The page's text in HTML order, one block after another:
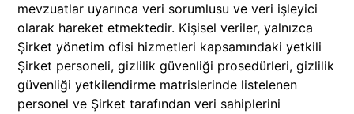
mevzuatlar uyarınca veri sorumlusu ve veri işleyici
olarak hareket etmektedir. Kişisel veriler, yalnızca
Şirket yönetim ofisi hizmetleri kapsamındaki yetkili
Şirket personeli, gizlilik güvenliği prosedürleri, gizlilik
güvenliği yetkilendirme matrislerinde listelenen
personel ve Şirket tarafından veri sahiplerini